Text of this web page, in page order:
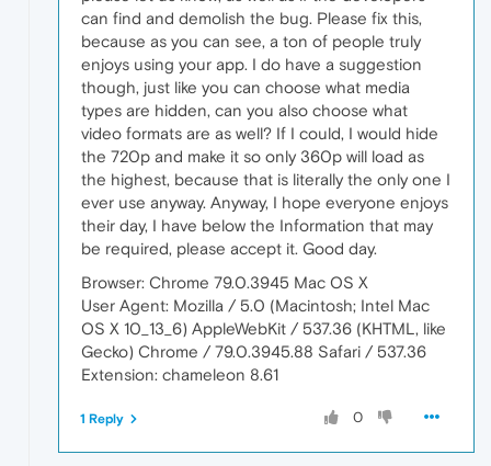
can find and demolish the bug. Please fix this,
because as you can see, a ton of people truly
enjoys using your app. I do have a suggestion
though, just like you can choose what media
types are hidden, can you also choose what
video formats are as well? If I could, I would hide
the 720p and make it so only 360p will load as
the highest, because that is literally the only one I
ever use anyway. Anyway, I hope everyone enjoys
their day, I have below the Information that may
be required, please accept it. Good day.
Browser: Chrome 79.0.3945 Mac OS X
User Agent: Mozilla / 5.0 (Macintosh; Intel Mac
OS X 10_13_6) AppleWebKit / 537.36 (KHTML, like
Gecko) Chrome / 79.0.3945.88 Safari / 537.36
Extension: chameleon 8.61
0
1 Reply